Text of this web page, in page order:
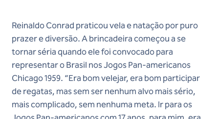
Reinaldo Conrad praticou vela e natação por puro
prazer e diversão. A brincadeira começou a se
tornar séria quando ele foi convocado para
representar o Brasil nos Jogos Pan-americanos
Chicago 1959. “Era bom velejar, era bom participar
de regatas, mas sem ser nenhum alvo mais sério,
mais complicado, sem nenhuma meta. Ir para os